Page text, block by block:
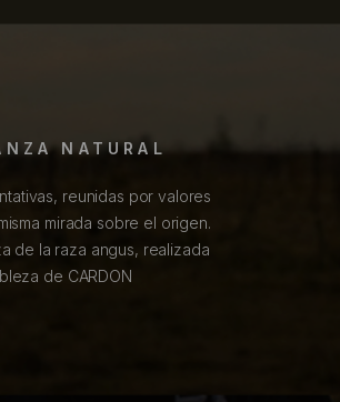
NATURAL
reunidas por valores
mirada sobre el origen.
de la raza angus, realizada
de CARDON